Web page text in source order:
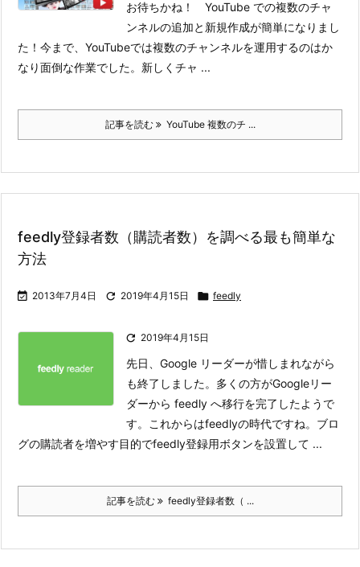
お待ちかね！ YouTube での複数のチャ
ンネルの追加と新規作成が簡単になりまし
た！ 今まで、YouTubeでは複数のチャンネルを運用するのはか
なり面倒な作業でした。新しくチャ ...
記事を読む YouTube 複数のチ ...
feedly登録者数（購読者数）を調べる最も簡単な
方法
 2013年7月4日  2019年4月15日  feedly
 2019年4月15日
先日、Google リーダーが惜しまれながら
も終了しました。多くの方がGoogleリー
ダーから feedly へ移行を完了したようで
す。これからはfeedlyの時代ですね。ブロ
グの購読者を増やす目的でfeedly登録用ボタンを設置して ...
記事を読む feedly登録者数（ ...